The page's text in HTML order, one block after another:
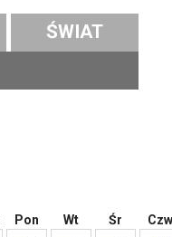
ŚWIAT
Pon Wt Śr Czw